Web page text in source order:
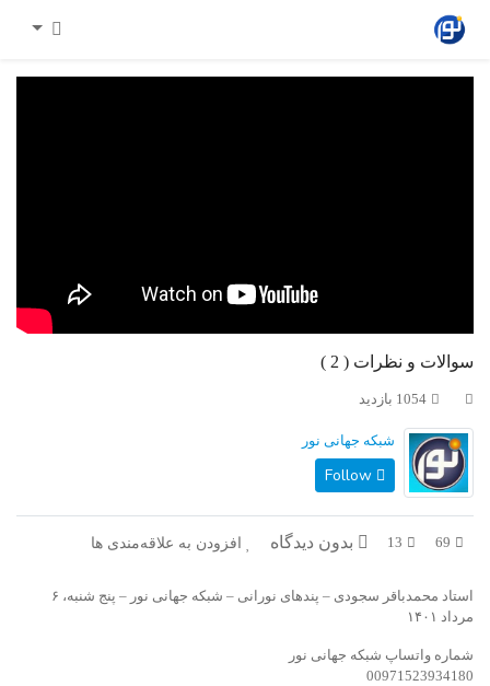
سوالات و نظرات ( 2 )
1054 بازدید
شبکه جهانی نور
69
13 بدون دیدگاه افزودن به علاقه‌مندی ها
استاد محمدباقر سجودی – پندهای نورانی – شبکه جهانی نور – پنج شنبه، ۶
مرداد ۱۴۰۱
شماره واتساپ شبکه جهانی نور
00971523934180